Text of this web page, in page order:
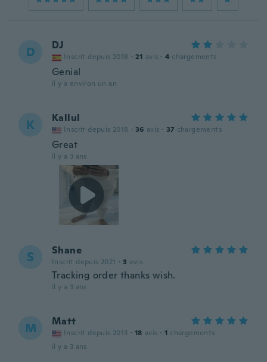
D DJ
Inscrit depuis 2018 · 21 avis · 4 chargements
Genial
il y a environ un an
K Kallul
Inscrit depuis 2018 · 36 avis · 37 chargements
Great
il y a 3 ans
S Shane
Inscrit depuis 2021 · 3 avis
Tracking order thanks wish.
il y a 3 ans
M Matt
Inscrit depuis 2013 · 18 avis · 1 chargements
il y a 3 ans